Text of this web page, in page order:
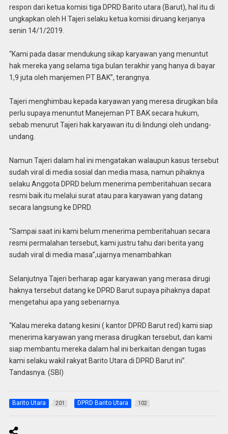
respon dari ketua komisi tiga DPRD Barito utara (Barut), hal itu di
ungkapkan oleh H Tajeri selaku ketua komisi diruang kerjanya
senin 14/1/2019.
“Kami pada dasar mendukung sikap karyawan yang menuntut
hak mereka yang selama tiga bulan terakhir yang hanya di bayar
1,9 juta oleh manjemen PT BAK”, terangnya.
Tajeri menghimbau kepada karyawan yang meresa dirugikan bila
perlu supaya menuntut Manejeman PT BAK secara hukum,
sebab menurut Tajeri hak karyawan itu di lindungi oleh undang-
undang.
Namun Tajeri dalam hal ini mengatakan walaupun kasus tersebut
sudah viral di media sosial dan media masa, namun pihaknya
selaku Anggota DPRD belum menerima pemberitahuan secara
resmi baik itu melalui surat atau para karyawan yang datang
secara langsung ke DPRD.
“Sampai saat ini kami belum menerima pemberitahuan secara
resmi permalahan tersebut, kami justru tahu dari berita yang
sudah viral di media masa”,ujarnya menambahkan
Selanjutnya Tajeri berharap agar karyawan yang merasa dirugi
haknya tersebut datang ke DPRD Barut supaya pihaknya dapat
mengetahui apa yang sebenarnya.
“Kalau mereka datang kesini ( kantor DPRD Barut red) kami siap
menerima karyawan yang merasa dirugikan tersebut, dan kami
siap membantu mereka dalam hal ini berkaitan dengan tugas
kami selaku wakil rakyat Barito Utara di DPRD Barut ini”.
Tandasnya. (SBI)
Barito Utara 201 DPRD Barito Utara 102